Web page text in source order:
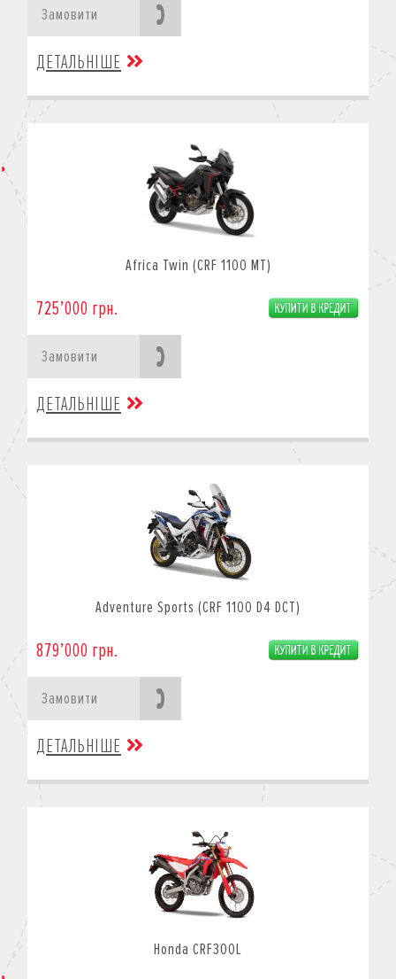
Замовити
ДЕТАЛЬНІШЕ
Africa Twin (CRF 1100 MT)
725’000 грн.
Замовити
ДЕТАЛЬНІШЕ
Adventure Sports (CRF 1100 D4 DCT)
879’000 грн.
Замовити
ДЕТАЛЬНІШЕ
Honda CRF300L